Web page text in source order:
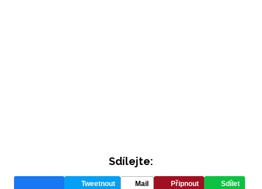
Sdílejte:
Tweetnout Mail Připnout Sdílet